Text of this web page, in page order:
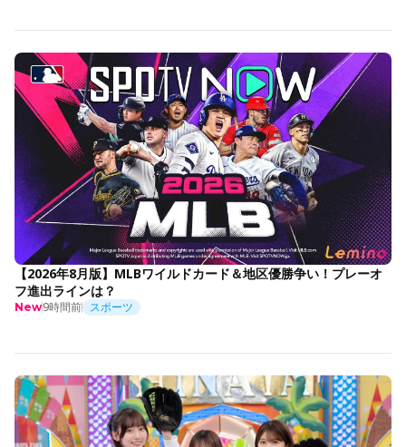
【2026年8月版】MLBワイルドカード＆地区優勝争い！プレーオ
フ進出ラインは？
New9時間前 スポーツ